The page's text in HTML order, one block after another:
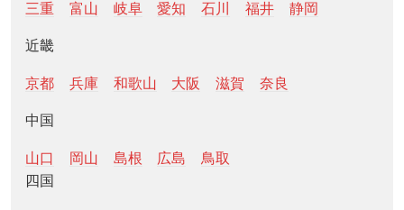
三重 富山 岐阜 愛知 石川 福井 静岡
近畿
京都 兵庫 和歌山 大阪 滋賀 奈良
中国
山口 岡山 島根 広島
鳥取
四国